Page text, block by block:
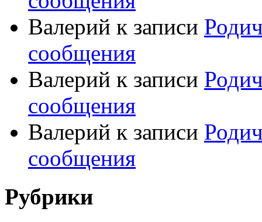
Валерий к записи
сообщения
Валерий к записи
сообщения
Валерий к записи
сообщения
Рубрики